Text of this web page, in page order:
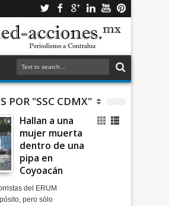
POR "SSC CDMX"
Hallan a una
mujer muerta
dentro de una
pipa en
Coyoacán
del ERUM
pero sólo